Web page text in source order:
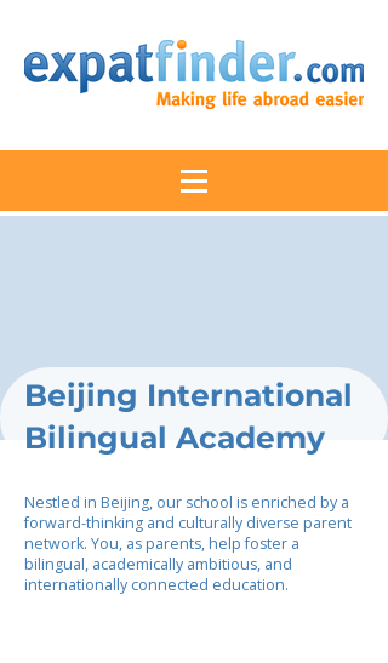
Beijing International
Bilingual Academy
Nestled in Beijing, our school is enriched by a
forward-thinking and culturally diverse parent
network. You, as parents, help foster a
bilingual, academically ambitious, and
internationally connected education.